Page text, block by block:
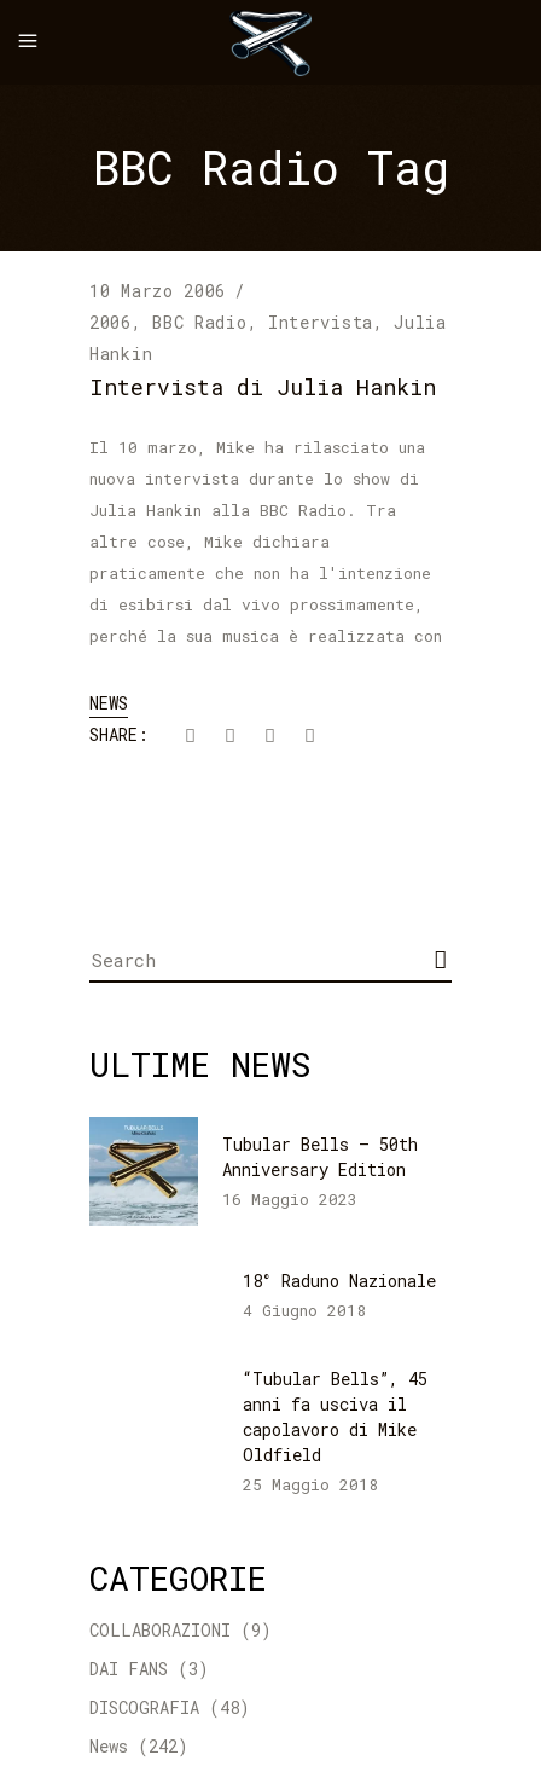
BBC Radio Tag
10 Marzo 2006
2006 ,BBC Radio , Intervista,Julia
Hankin
Intervista di Julia Hankin
Il 10 marzo, Mike ha rilasciato una
nuova intervista durante lo show di
Julia Hankin alla BBC Radio. Tra
altre cose, Mike dichiara
praticamente che non ha l'intenzione
di esibirsi dal vivo prossimamente,
perché la sua musica è realizzata con
NEWS
SHARE:
Search
for:
ULTIME NEWS
Tubular Bells – 50th
Anniversary Edition
16 Maggio 2023
18° Raduno Nazionale
4 Giugno 2018
“Tubular Bells”, 45
anni fa usciva il
capolavoro di Mike
Oldfield
25 Maggio 2018
CATEGORIE
COLLABORAZIONI (9)
DAI FANS (3)
DISCOGRAFIA (48)
News (242)